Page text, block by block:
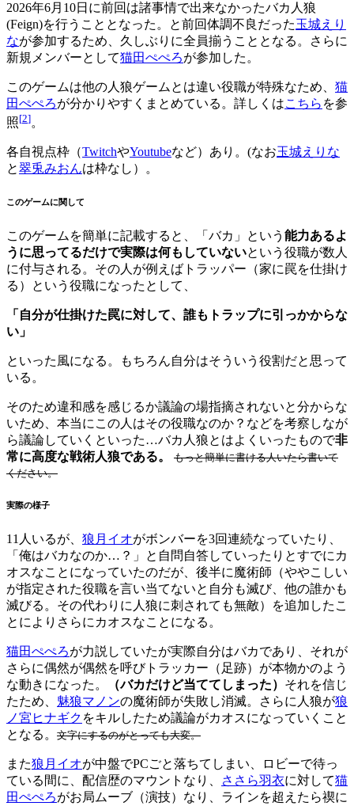
2026年6月10日に前回は諸事情で出来なかったバカ人狼
(Feign)を行うこととなった。と前回体調不良だった玉城えり
なが参加するため、久しぶりに全員揃うこととなる。さらに
新規メンバーとして猫田ぺぺろが参加した。
このゲームは他の人狼ゲームとは違い役職が特殊なため、 猫
田ぺぺろが分かりやすくまとめている。詳しくはこちら を参
照[2]。
各自視点枠（TwitchやYoutubeなど）あり。(なお玉城えりな
と翠兎みおんは枠なし）。
このゲームに関して
このゲームを簡単に記載すると、「バカ」という 能力あるよ
うに思ってるだけで実際は何もしていないという役職が数人
に付与される。その人が例えばトラッパー（家に罠を仕掛け
る）という役職になったとして、
「自分が仕掛けた罠に対して、誰もトラップに引っかからな
い」
といった風になる。もちろん自分はそういう役割だと思って
いる。
そのため違和感を感じるか議論の場指摘されないと分からな
いため、本当にこの人はその役職なのか？などを考察しなが
ら議論していくといった…バカ人狼とはよくいったもので非
常に高度な戦術人狼である。
もっと簡単に書ける人いたら書いて
ください。
実際の様子
11人いるが、 狼月イオがボンバーを3回連続なっていたり、
「俺はバカなのか…？」と自問自答していったりとすでにカ
オスなことになっていたのだが、後半に魔術師（ややこしい
が指定された役職を言い当てないと自分も滅び、他の誰かも
滅びる。その代わりに人狼に刺されても無敵）を追加したこ
とによりさらにカオスなことになる。
猫田ぺぺろが力説していたが実際自分はバカであり、それが
さらに偶然が偶然を呼びトラッカー（足跡）が本物かのよう
な動きになった。
（バカだけど当ててしまった） それを信じ
たため、 魅狼マノンの魔術師が失敗し消滅。さらに人狼が狼
ノ宮ヒナギク をキルしたため議論がカオスになっていくこと
となる。 文字にするのがとっても大変。
また狼月イオが中盤でPCごと落ちてしまい、ロビーで待っ
ている間に、配信歴のマウントなり、
ささら羽衣に対して猫
田ぺぺろがお局ムーブ（演技）なり、ラインを超えたら禊に